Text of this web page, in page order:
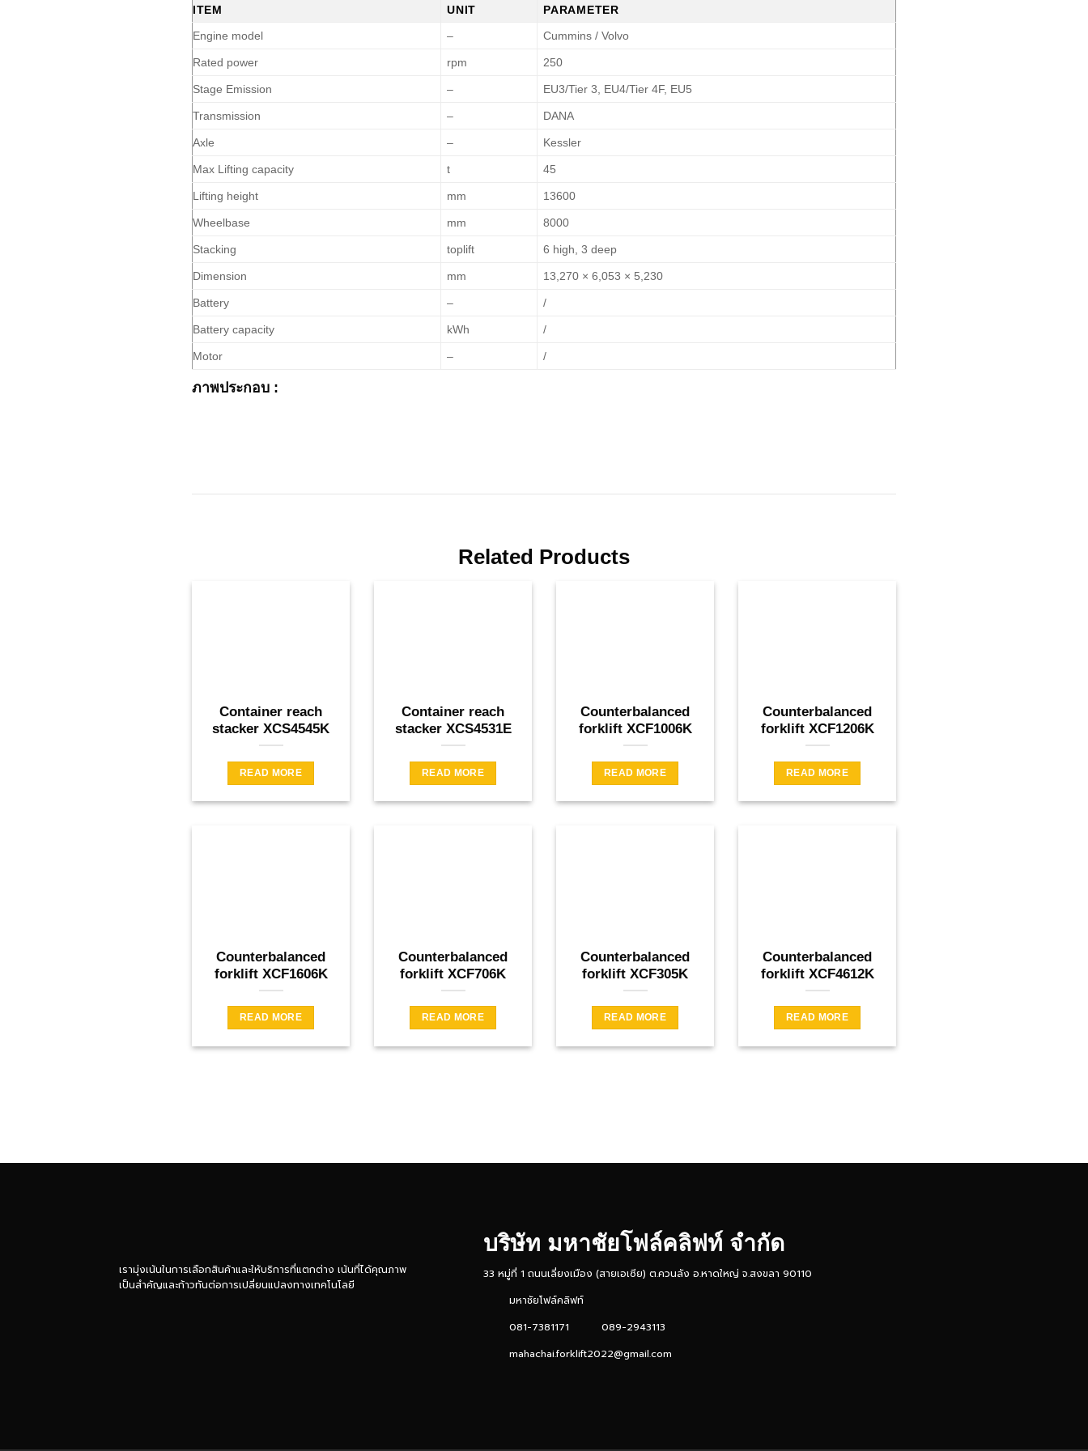
ITEM UNIT
PARAMETER
Engine model
– Cummins / Volvo
Rated power rpm 250
Stage Emission – EU3/Tier 3, EU4/Tier 4F, EU5
Transmission – DANA
Axle – Kessler
Max Lifting capacity t 45
Lifting height mm 13600
Wheelbase mm 8000
Stacking toplift 6 high, 3 deep
Dimension mm 13,270 × 6,053 × 5,230
Battery – /
Battery capacity kWh /
Motor – /
ภาพประกอบ :
Related Products
Container reach
stacker XCS4545K
READ MORE
Container reach
stacker XCS4531E
READ MORE
Counterbalanced
forklift XCF1006K
READ MORE
Counterbalanced
forklift XCF1206K
READ MORE
Counterbalanced
forklift XCF1606K
READ MORE
Counterbalanced
forklift XCF706K
READ MORE
Counterbalanced
forklift XCF305K
READ MORE
Counterbalanced
forklift XCF4612K
READ MORE
เรามุ่งเน้นในการเลือกสินค้าและให้บริการที่แตกต่าง เน้นที่ได้คุณภาพ
เป็นสำคัญและก้าวทันต่อการเปลี่ยนแปลงทางเทคโนโลยี
บริษัท มหาชัยโฟล์คลิฟท์ จำกัด
33 หมู่ที่ 1 ถนนเลี่ยงเมือง (สายเอเซีย) ต.ควนลัง อ.หาดใหญ่ จ.สงขลา 90110
มหาชัยโฟล์คลิฟท์
081-7381171
089-2943113
mahachai.forklift2022@gmail.com